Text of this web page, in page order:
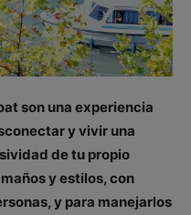
son una experiencia
y vivir una
de tu propio
y estilos, con
y para manejarlos